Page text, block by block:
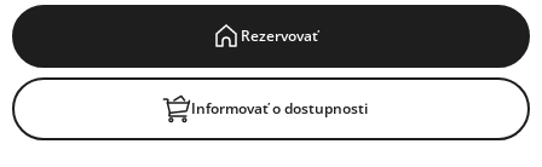
Rezervovať
Informovať o dostupnosti